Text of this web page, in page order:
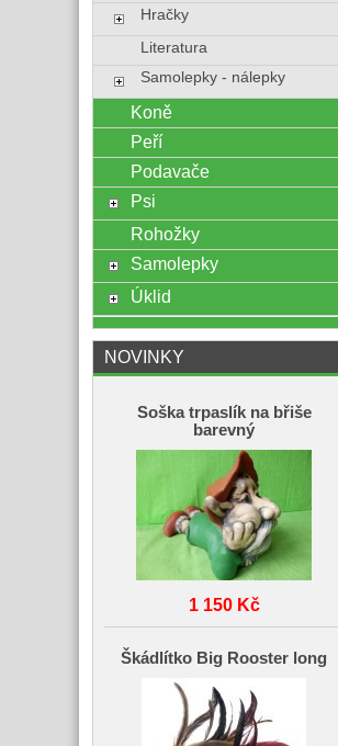
Hračky
Literatura
Samolepky - nálepky
Koně
Peří
Podavače
Psi
Rohožky
Samolepky
Úklid
NOVINKY
Soška trpaslík na břiše
barevný
1 150 Kč
Škádlítko Big Rooster long